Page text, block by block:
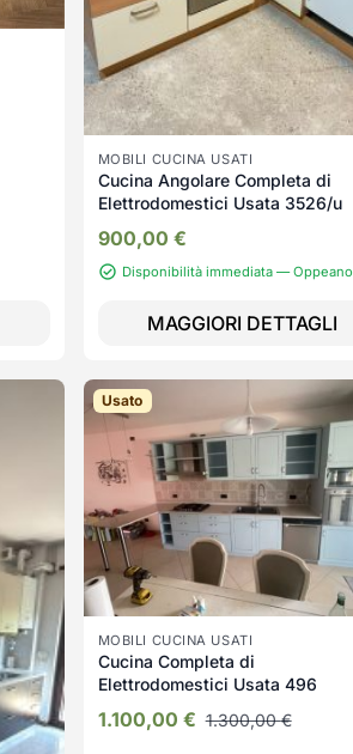
MOBILI CUCINA USATI
Cucina Angolare Completa di
Elettrodomestici Usata 3526/u
900,00 €
Disponibilità immediata — Oppeano
MAGGIORI DETTAGLI
Usato
MOBILI CUCINA USATI
Cucina Completa di
Elettrodomestici Usata 496
1.100,00 € 1.300,00€